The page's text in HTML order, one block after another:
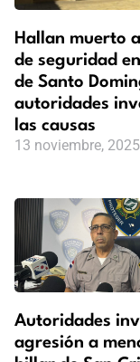
Hallan muerto
de seguridad
de Santo
autoridades
las causas
13 noviembre, 2025
Autoridades
agresión a